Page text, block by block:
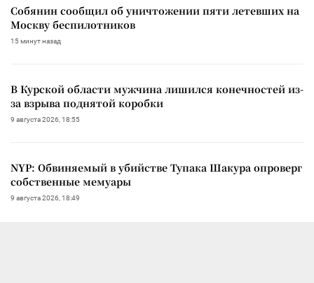
Собянин сообщил об уничтожении пяти летевших на
Москву беспилотников
15 минут назад
В Курской области мужчина лишился конечностей из-
за взрыва поднятой коробки
9 августа 2026, 18:55
NYP: Обвиняемый в убийстве Тупака Шакура опроверг
собственные мемуары
9 августа 2026, 18:49